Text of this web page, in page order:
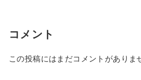
コメント
この投稿にはまだコメントがありま